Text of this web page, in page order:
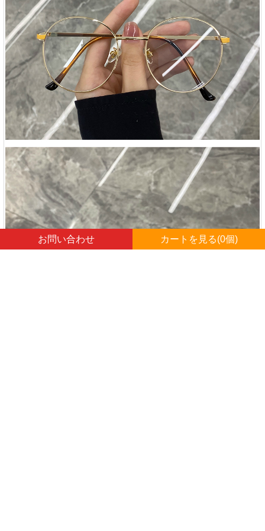
お問い合わせ カートを見る(0個)